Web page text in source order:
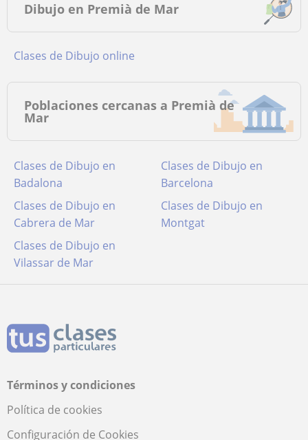
Dibujo en Premià de Mar
Clases de Dibujo online
Poblaciones cercanas a Premià de
Mar
Clases de Dibujo en
Badalona
Clases de Dibujo en
Barcelona
Clases de Dibujo en
Cabrera de Mar
Clases de Dibujo en
Montgat
Clases de Dibujo en
Vilassar de Mar
Términos y condiciones
Política de cookies
Configuración de Cookies